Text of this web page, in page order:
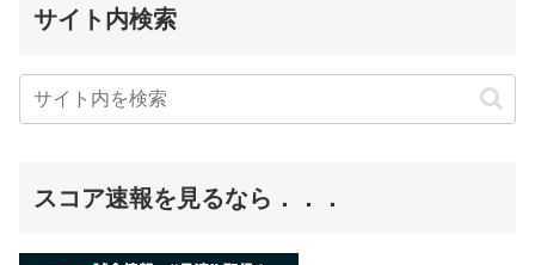
サイト内検索
スコア速報を見るなら．．．